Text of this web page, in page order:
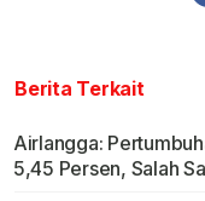
Berita Terkait
Airlangga:
5,45 Persen, Salah